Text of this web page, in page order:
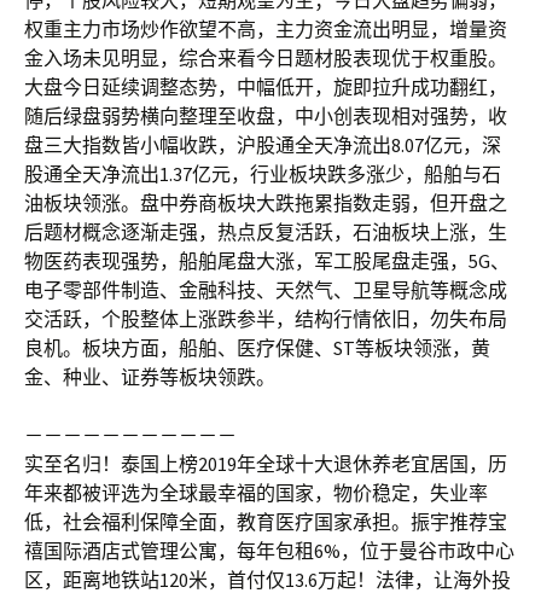
权重主力市场炒作欲望不高，主力资金流出明显，增量资
金入场未见明显，综合来看今日题材股表现优于权重股。
大盘今日延续调整态势，中幅低开，旋即拉升成功翻红，
随后绿盘弱势横向整理至收盘，中小创表现相对强势，收
盘三大指数皆小幅收跌，沪股通全天净流出8.07亿元，深
股通全天净流出1.37亿元，行业板块跌多涨少，船舶与石
油板块领涨。盘中券商板块大跌拖累指数走弱，但开盘之
后题材概念逐渐走强，热点反复活跃，石油板块上涨，生
物医药表现强势，船舶尾盘大涨，军工股尾盘走强，5G、
电子零部件制造、金融科技、天然气、卫星导航等概念成
交活跃，个股整体上涨跌参半，结构行情依旧，勿失布局
良机。板块方面，船舶、医疗保健、ST等板块领涨，黄
金、种业、证券等板块领跌。
－－－－－－－－－－－
实至名归！泰国上榜2019年全球十大退休养老宜居国，历
年来都被评选为全球最幸福的国家，物价稳定，失业率
低，社会福利保障全面，教育医疗国家承担。振宇推荐宝
禧国际酒店式管理公寓，每年包租6%，位于曼谷市政中心
区，距离地铁站120米，首付仅13.6万起！法律，让海外投